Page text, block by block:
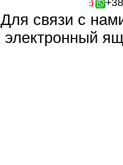
Для связи с
электронный